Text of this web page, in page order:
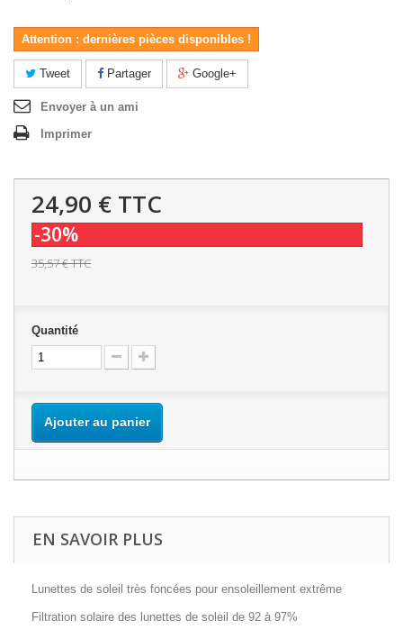
Attention : dernières pièces disponibles !
Tweet Partager Google+
Envoyer à un ami
Imprimer
24,90 € TTC
-30%
35,57 €TTC
Quantité
Ajouter au panier
EN SAVOIR PLUS
Lunettes de soleil très foncées pour ensoleillement extrême
Filtration solaire des lunettes de soleil de 92 à 97%